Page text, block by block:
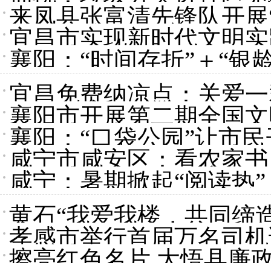
来凤县张富清先锋队开
实
宜昌市实现新时代文明
襄阳：“时间存折”＋“银
宜昌免费纳凉点：关爱
襄阳市开展第二期全国
襄阳：“口袋公园”让市
咸宁市咸安区：看农家
咸宁：暑期掀起“阅读热”
黄石“我爱我楼，共同缔
孝感市举行首届万名司